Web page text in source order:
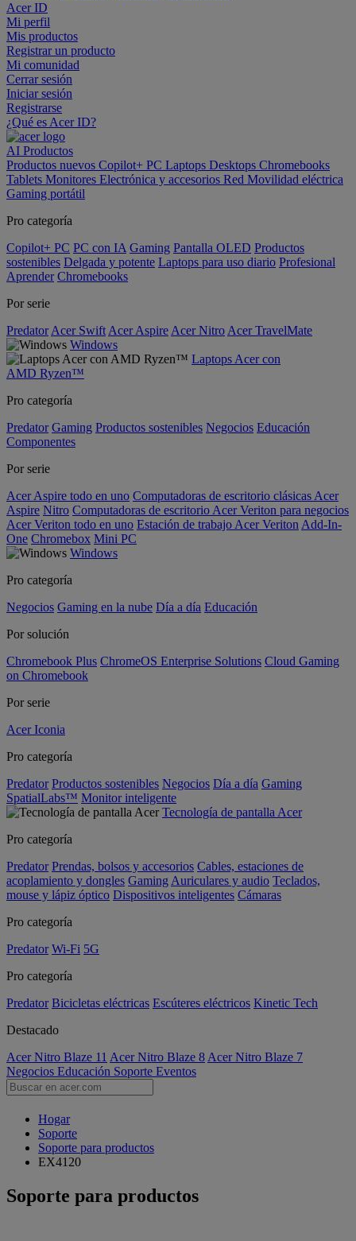
Acer ID
Mi perfil
Mis productos
Registrar un producto
Mi comunidad
Cerrar sesión
Iniciar sesión
Registrarse
¿Qué es Acer ID?
AI Productos
Productos nuevos Copilot+ PC Laptops Desktops Chromebooks
Tablets Monitores Electrónica y accesorios Red Movilidad eléctrica
Gaming portátil
Pro categoría
Copilot+ PC PC con IA Gaming Pantalla OLED Productos
sostenibles Delgada y potente Laptops para uso diario Profesional
Aprender Chromebooks
Por serie
Predator Acer Swift Acer Aspire Acer Nitro Acer TravelMate
Windows
Laptops Acer con
AMD Ryzen™
Pro categoría
Predator Gaming Productos sostenibles Negocios Educación
Componentes
Por serie
Acer Aspire todo en uno Computadoras de escritorio clásicas Acer
Aspire Nitro Computadoras de escritorio Acer Veriton para negocios
Acer Veriton todo en uno Estación de trabajo Acer Veriton Add-In-
One Chromebox Mini PC
Windows
Pro categoría
Negocios Gaming en la nube Día a día Educación
Por solución
Chromebook Plus ChromeOS Enterprise Solutions Cloud Gaming
on Chromebook
Por serie
Acer Iconia
Pro categoría
Predator Productos sostenibles Negocios Día a día Gaming
SpatialLabs™ Monitor inteligente
Tecnología de pantalla Acer
Pro categoría
Predator Prendas, bolsos y accesorios Cables, estaciones de
acoplamiento y dongles Gaming Auriculares y audio Teclados,
mouse y lápiz óptico Dispositivos inteligentes Cámaras
Pro categoría
Predator Wi-Fi 5G
Pro categoría
Predator Bicicletas eléctricas Escúteres eléctricos Kinetic Tech
Destacado
Acer Nitro Blaze 11 Acer Nitro Blaze 8 Acer Nitro Blaze 7
Negocios Educación Soporte Eventos
Hogar
Soporte
Soporte para productos
EX4120
Soporte para productos